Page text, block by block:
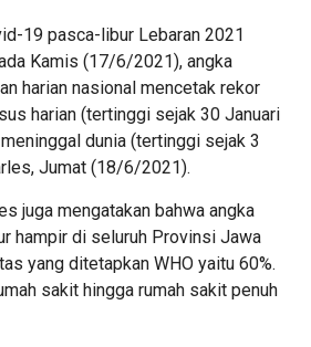
19 pasca-libur Lebaran 2021
Kamis (17/6/2021), angka
harian nasional mencetak rekor
harian (tertinggi sejak 30 Januari
dunia (tertinggi sejak 3
Jumat (18/6/2021).
juga mengatakan bahwa angka
hampir di seluruh Provinsi Jawa
yang ditetapkan WHO yaitu 60%.
sakit hingga rumah sakit penuh